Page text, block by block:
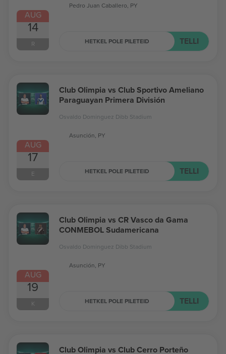
AUG
14
R
Pedro Juan Caballero, PY
HETKEL POLE PILETEID TELLI
AUG
17
E
Club Olimpia vs Club Sportivo Ameliano
Paraguayan Primera División
Osvaldo Dominguez Dibb Stadium
Asunción, PY
HETKEL POLE PILETEID TELLI
AUG
19
K
Club Olimpia vs CR Vasco da Gama
CONMEBOL Sudamericana
Osvaldo Dominguez Dibb Stadium
Asunción, PY
HETKEL POLE PILETEID TELLI
Club Olimpia vs Club Cerro Porteño